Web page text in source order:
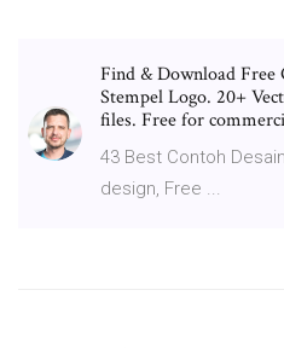
Find & Download Free
Stempel Logo. 20+
files. Free for
43 Best Contoh
design, Free ...